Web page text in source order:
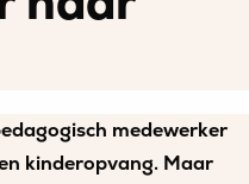
medewerker
kinderopvang. Maar